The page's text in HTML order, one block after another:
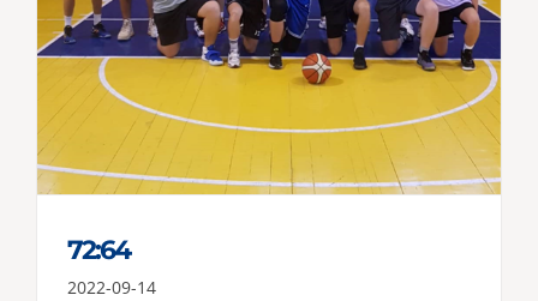
72:64
2022-09-14